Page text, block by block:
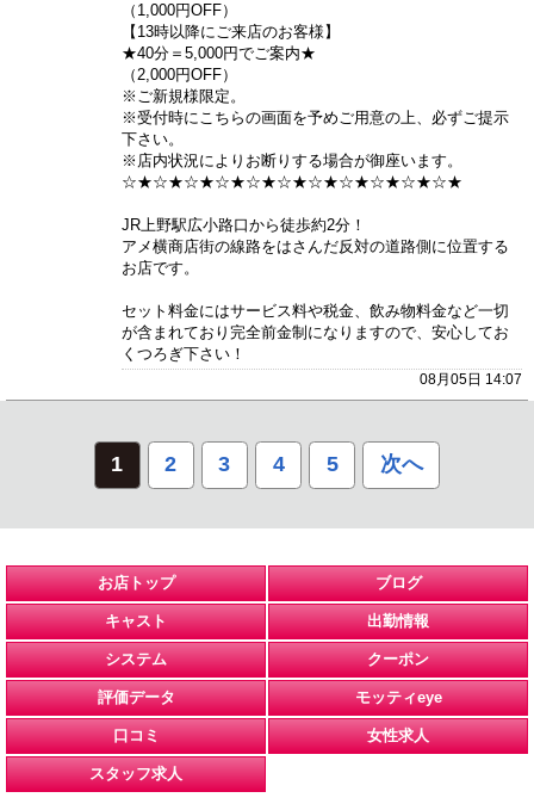
（1,000円OFF）
【13時以降にご来店のお客様】
★40分＝5,000円でご案内★
（2,000円OFF）
※ご新規様限定。
※受付時にこちらの画面を予めご用意の上、必ずご提示
下さい。
※店内状況によりお断りする場合が御座います。
☆★☆★☆★☆★☆★☆★☆★☆★☆★☆★☆★
JR上野駅広小路口から徒歩約2分！
アメ横商店街の線路をはさんだ反対の道路側に位置する
お店です。
セット料金にはサービス料や税金、飲み物料金など一切
が含まれており完全前金制になりますので、安心してお
くつろぎ下さい！
08月05日 14:07
1 2 3 4 5 次へ
お店トップ ブログ
キャスト 出勤情報
システム クーポン
評価データ モッティeye
口コミ 女性求人
スタッフ求人